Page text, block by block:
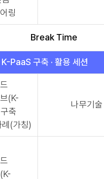
링
Break Time
PaaS 구축 · 활용 세션
(K-
축
(가칭)
나무기